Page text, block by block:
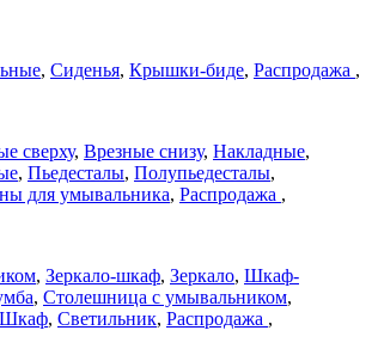
, Сиденья, Крышки-биде, Распродажа ,
сверху, Врезные снизу, Накладные,
, Пьедесталы, Полупьедесталы,
для умывальника, Распродажа ,
, Зеркало-шкаф, Зеркало, Шкаф-
, Столешница с умывальником,
Шкаф, Светильник, Распродажа ,